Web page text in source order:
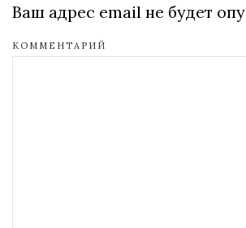
Ваш адрес email не будет
КОММЕНТАРИЙ